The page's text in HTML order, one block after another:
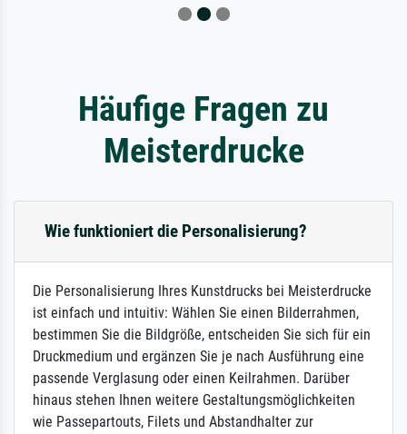
Häufige Fragen zu
Meisterdrucke
Wie funktioniert die Personalisierung?
Die Personalisierung Ihres Kunstdrucks bei Meisterdrucke
ist einfach und intuitiv: Wählen Sie einen Bilderrahmen,
bestimmen Sie die Bildgröße, entscheiden Sie sich für ein
Druckmedium und ergänzen Sie je nach Ausführung eine
passende Verglasung oder einen Keilrahmen. Darüber
hinaus stehen Ihnen weitere Gestaltungsmöglichkeiten
wie Passepartouts, Filets und Abstandhalter zur